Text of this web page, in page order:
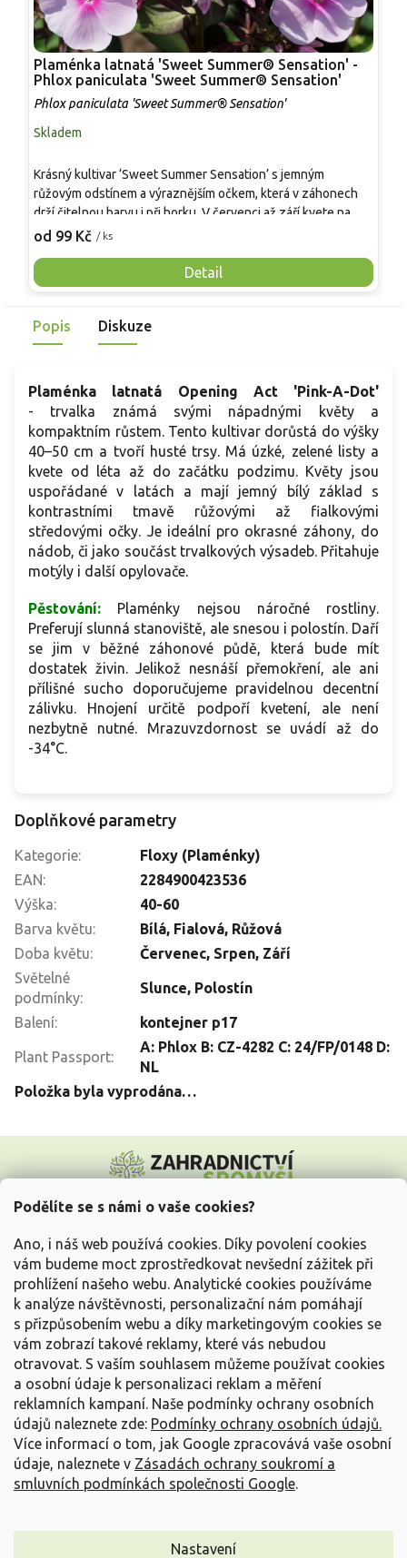
Podělíte se s námi o vaše cookies?
Ano, i náš web používá cookies. Díky povolení cookies
vám budeme moct zprostředkovat nevšední zážitek při
prohlížení našeho webu. Analytické cookies používáme
k analýze návštěvnosti, personalizační nám pomáhají
s přizpůsobením webu a díky marketingovým cookies se
vám zobrazí takové reklamy, které vás nebudou
otravovat. S vaším souhlasem můžeme používat cookies
a osobní údaje k personalizaci reklam a měření
reklamních kampaní. Naše podmínky ochrany osobních
údajů naleznete zde: Podmínky ochrany osobních údajů.
Více informací o tom, jak Google zpracovává vaše osobní
údaje, naleznete v Zásadách ochrany soukromí a
smluvních podmínkách společnosti Google.
Nastavení
Plaménka latnatá 'Sweet Summer® Sensation' -
Phlox paniculata 'Sweet Summer® Sensation'
Phlox paniculata 'Sweet Summer® Sensation'
Skladem
od 99 Kč / ks
Detail
Krásný kultivar ‘Sweet Summer Sensation’ s jemným
růžovým odstínem a výraznějším očkem, která v záhonech
drží čitelnou barvu i při horku. V červenci až září kvete na
stoncích vysokých zhruba 60–80 cm a vytváří hustý trs
včely a motýly a často se používají také jako květ k řezu. Pro
pěstování se osvědčuje slunce až polostín a humózní,
rovnoměrně vlhká půda. Oproti starším floxům mívá
vyrovnanější habitus a v řadě Sweet Summer® i lepší
toleranci k padlí.
Popis Diskuze
Plaménka latnatá Opening Act 'Pink-A-Dot'
- trvalka známá svými nápadnými květy a
kompaktním růstem. Tento kultivar dorůstá do výšky
40–50 cm a tvoří husté trsy. Má úzké, zelené listy a
kvete od léta až do začátku podzimu. Květy jsou
uspořádané v latách a mají jemný bílý základ s
kontrastními tmavě růžovými až fialkovými
středovými očky. Je ideální pro okrasné záhony, do
nádob, či jako součást trvalkových výsadeb. Přitahuje
motýly i další opylovače.
Pěstování:
Plaménky nejsou náročné rostliny.
Preferují slunná stanoviště, ale snesou i polostín. Daří
se jim v běžné záhonové půdě, která bude mít
dostatek živin. Jelikož nesnáší přemokření, ale ani
přílišné sucho doporučujeme pravidelnou decentní
zálivku. Hnojení určitě podpoří kvetení, ale není
nezbytně nutné. Mrazuvzdornost se uvádí až do
-34°C.
Doplňkové parametry
Kategorie:
Floxy (Plaménky)
EAN:
2284900423536
Výška:
40-60
Barva květu: Bílá, Fialová, Růžová
Doba květu: Červenec, Srpen, Září
Světelné
podmínky:
Slunce, Polostín
Balení: kontejner p17
Plant Passport:
A: Phlox B: CZ-4282 C: 24/FP/0148 D:
NL
Položka byla vyprodána…
p
Vše o nákupu
Informace pro Vás
Kontakujte nás
Vytvořil Shoptet